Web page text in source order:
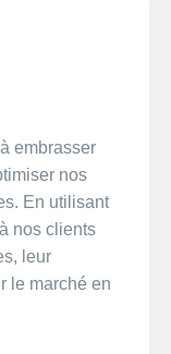
embrasser
nos
En utilisant
nos clients
leur
le marché en